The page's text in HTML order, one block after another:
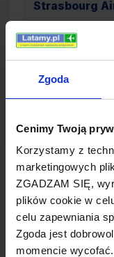
Zgoda
Cenimy Twoją
Korzystamy z
marketingowych
ZGADZAM SIĘ,
plików cookie w
celu zapewniania
Zgoda jest
momencie wycofać.
Strasbourg
Toulon-
Tuluza Airport
PARYŻ
bilety lotnicze
(SkyEurope)
bilety lotnicze
(Snowflake)